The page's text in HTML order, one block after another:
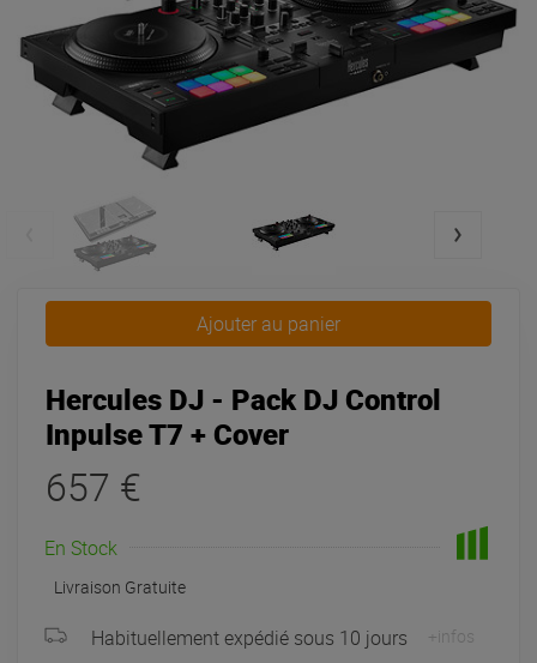
Ajouter au panier
Hercules DJ - Pack DJ Control
Inpulse T7 + Cover
657 €
En Stock
Livraison Gratuite
Habituellement expédié sous 10 jours +infos